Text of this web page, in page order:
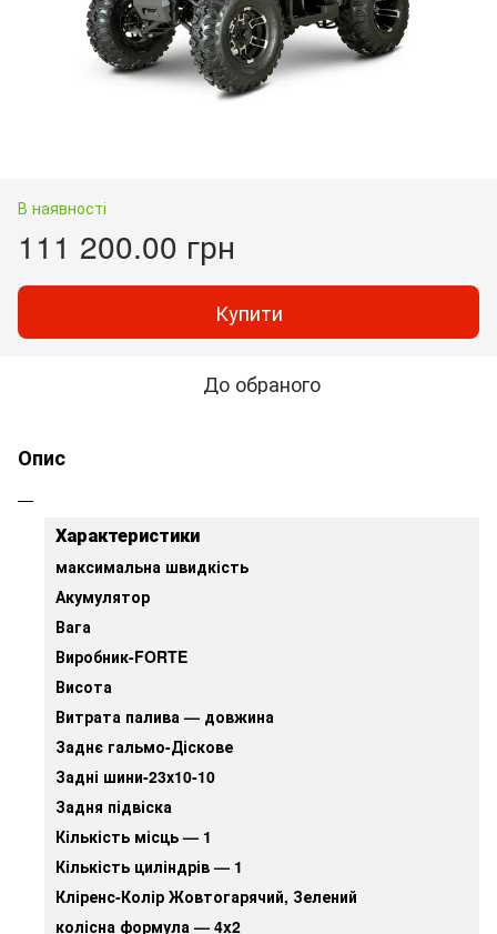
В наявності
111 200.00 грн
Купити
До обраного
Опис
Характеристики
максимальна швидкість
Акумулятор
Вага
Виробник-FORTE
Висота
Витрата палива — довжина
Заднє гальмо-Діскове
Задні шини-23х10-10
Задня підвіска
Кількість місць — 1
Кількість циліндрів — 1
Кліренс-Колір Жовтогарячий, Зелений
колісна формула — 4x2